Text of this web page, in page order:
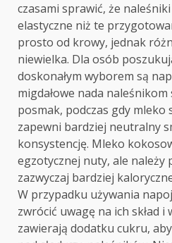
czasami sprawić, że
elastyczne niż te
prosto od krowy, jednak
niewielka. Dla osób
doskonałym wyborem są
migdałowe nada
posmak, podczas gdy mleko
zapewni bardziej neutralny
konsystencję. Mleko
egzotycznej nuty, ale należy
zazwyczaj bardziej
W przypadku używania
zwrócić uwagę na ich skład
zawierają dodatku cukru,